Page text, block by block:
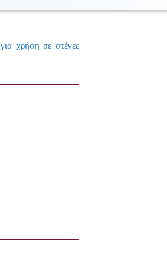
χρήση σε στέγες